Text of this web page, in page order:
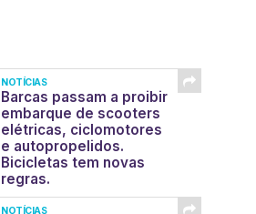
NOTÍCIAS
Barcas passam a proibir
embarque de scooters
elétricas, ciclomotores
e autopropelidos.
Bicicletas tem novas
regras.
NOTÍCIAS